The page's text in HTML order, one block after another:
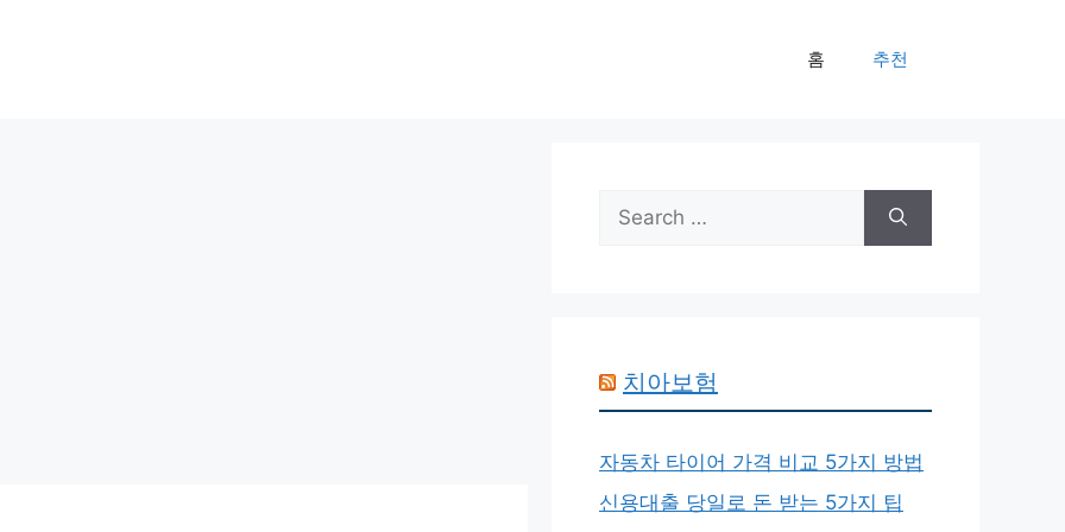
홈 추천
Search
for:
치아보험
자동차 타이어 가격 비교 5가지 방법
신용대출 당일로 돈 받는 5가지 팁